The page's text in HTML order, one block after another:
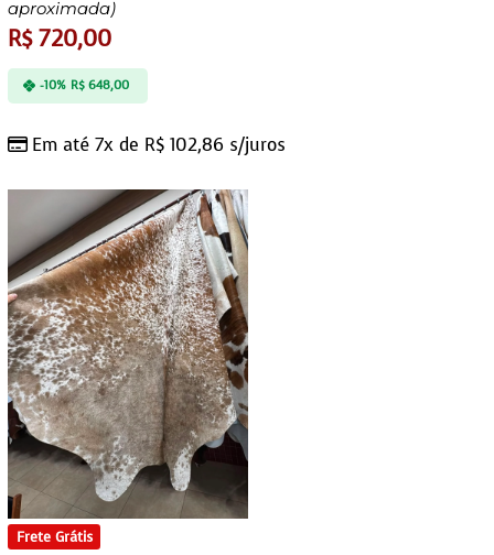
aproximada)
R$720,00
Em até 7x de R$ 102,86 s/juros
-10% R$648,00
Frete Grátis